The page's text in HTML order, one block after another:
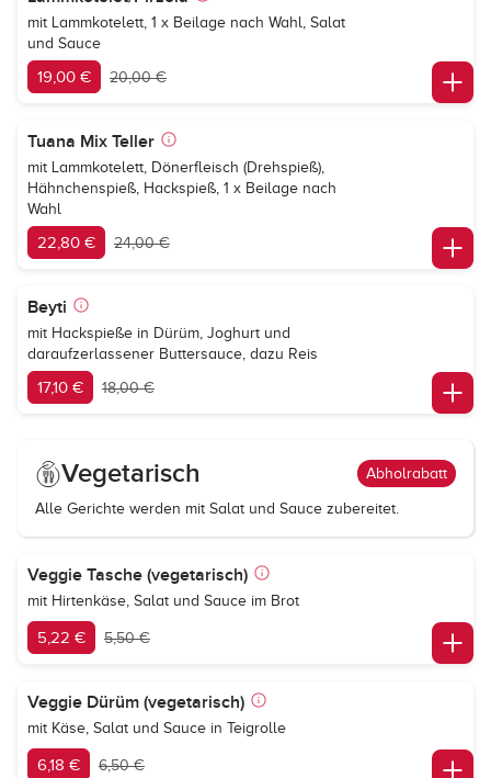
mit Lammkotelett, 1 x Beilage nach Wahl, Salat
und Sauce
19,00 € 20,00 €
Tuana Mix Teller
mit Lammkotelett, Dönerfleisch (Drehspieß),
Hähnchenspieß, Hackspieß, 1 x Beilage nach
Wahl
22,80 € 24,00 €
Beyti
mit Hackspieße in Dürüm, Joghurt und
daraufzerlassener Buttersauce, dazu Reis
17,10 € 18,00 €
Vegetarisch Abholrabatt
Alle Gerichte werden mit Salat und Sauce zubereitet.
Veggie Tasche (vegetarisch)
mit Hirtenkäse, Salat und Sauce im Brot
5,22 € 5,50 €
Veggie Dürüm (vegetarisch)
mit Käse, Salat und Sauce in Teigrolle
6,18 € 6,50 €